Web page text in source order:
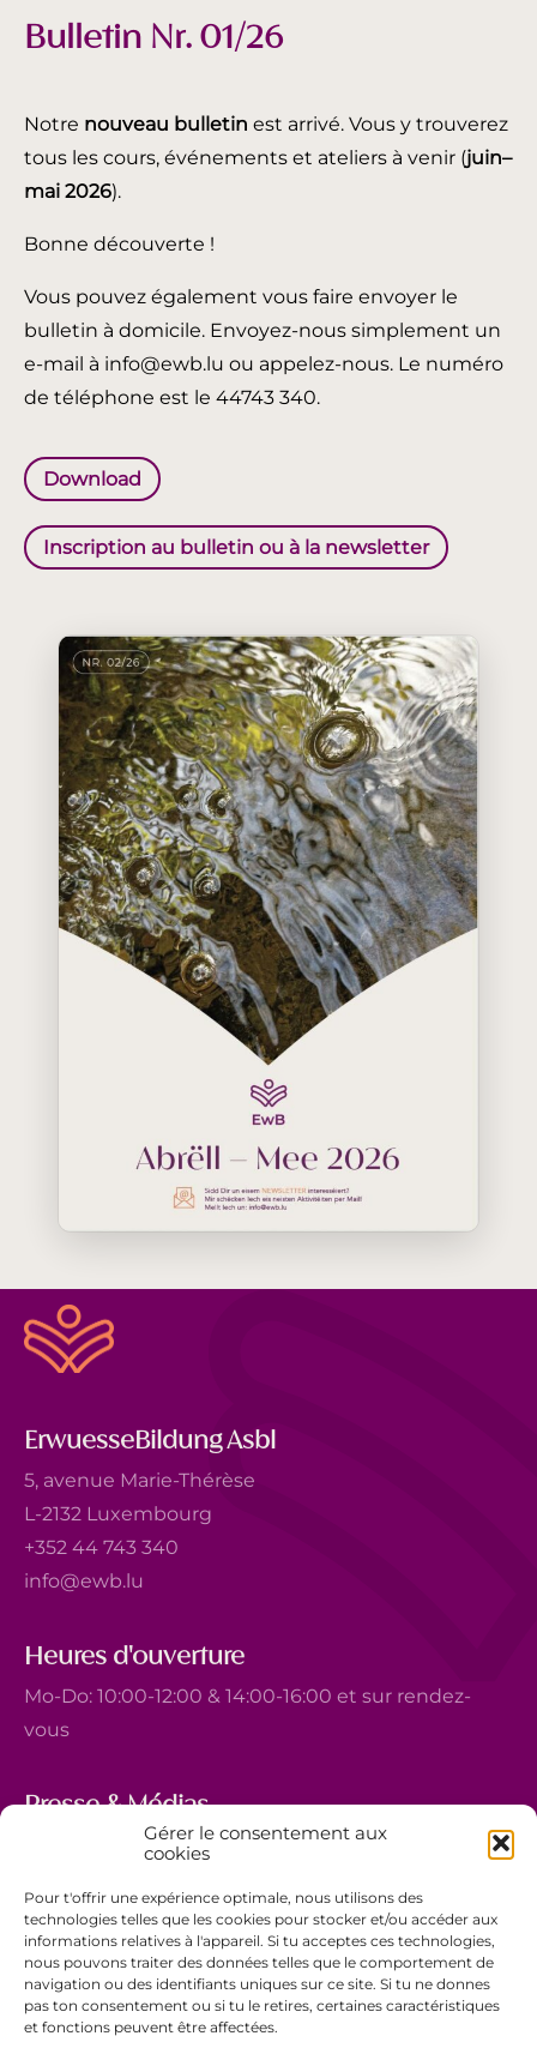
Gérer le consentement aux
cookies
Pour t'offrir une expérience optimale, nous utilisons des
technologies telles que les cookies pour stocker et/ou accéder aux
informations relatives à l'appareil. Si tu acceptes ces technologies,
nous pouvons traiter des données telles que le comportement de
navigation ou des identifiants uniques sur ce site. Si tu ne donnes
pas ton consentement ou si tu le retires, certaines caractéristiques
et fonctions peuvent être affectées.
Bulletin Nr. 01/26
Notre nouveau bulletin est arrivé. Vous y trouverez
tous les cours, événements et ateliers à venir (juin–
mai 2026).
Bonne découverte !
Vous pouvez également vous faire envoyer le
bulletin à domicile. Envoyez-nous simplement un
e-mail à info@ewb.lu ou appelez-nous. Le numéro
de téléphone est le 44743 340.
Download
Inscription au bulletin ou à la newsletter
ErwuesseBildung Asbl
5, avenue Marie-Thérèse
L-2132 Luxembourg
+352 44 743 340
info@ewb.lu
Heures d'ouverture
Mo-Do: 10:00-12:00 & 14:00-16:00 et sur rendez-
vous
Presse & Médias
5, avenue Marie-Thérèse
+352 44 743 340
comm@ewb.lu
Faire un don